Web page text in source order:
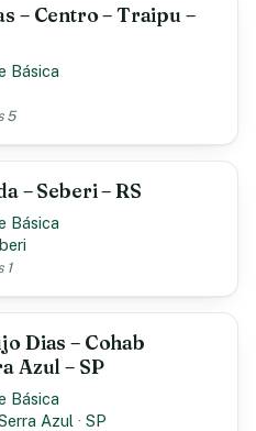
– Centro – Traipu –
Básica
5
– Seberi – RS
Básica
1
Dias – Cohab
Azul – SP
Básica
Azul ·SP